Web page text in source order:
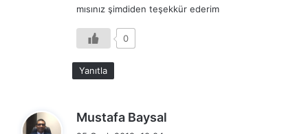
mısınız şimdiden teşekkür ederim
0
Yanıtla
Mustafa Baysal